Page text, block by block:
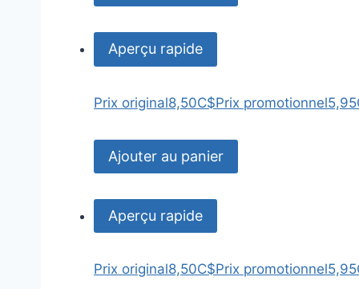
Aperçu rapide
Prix original8,50C$Prix promotionnel
Ajouter au panier
Aperçu rapide
Prix original8,50C$Prix promotionnel